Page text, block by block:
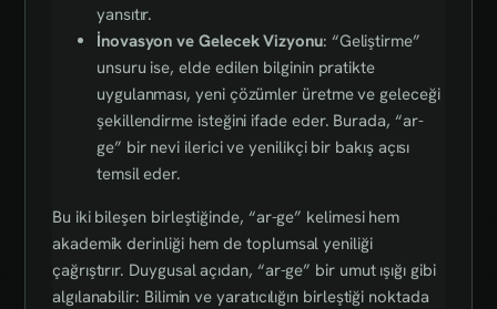
yansıtır.
İnovasyon ve Gelecek Vizyonu: “Geliştirme”
unsuru ise, elde edilen bilginin pratikte
uygulanması, yeni çözümler üretme ve geleceği
şekillendirme isteğini ifade eder. Burada, “ar-
ge” bir nevi ilerici ve yenilikçi bir bakış açısı
temsil eder.
Bu iki bileşen birleştiğinde, “ar-ge” kelimesi hem
akademik derinliği hem de toplumsal yeniliği
çağrıştırır. Duygusal açıdan, “ar-ge” bir umut ışığı gibi
algılanabilir: Bilimin ve yaratıcılığın birleştiği noktada